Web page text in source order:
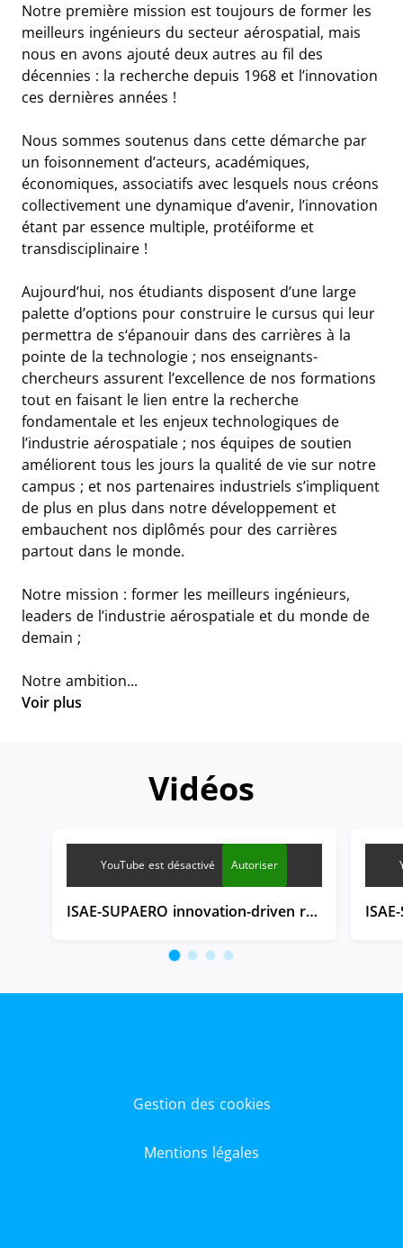
Notre première mission est toujours de former les
meilleurs ingénieurs du secteur aérospatial, mais
nous en avons ajouté deux autres au fil des
décennies : la recherche depuis 1968 et l’innovation
ces dernières années !
Nous sommes soutenus dans cette démarche par
un foisonnement d’acteurs, académiques,
économiques, associatifs avec lesquels nous créons
collectivement une dynamique d’avenir, l’innovation
étant par essence multiple, protéiforme et
transdisciplinaire !
Aujourd’hui, nos étudiants disposent d’une large
palette d’options pour construire le cursus qui leur
permettra de s‘épanouir dans des carrières à la
pointe de la technologie ; nos enseignants-
chercheurs assurent l’excellence de nos formations
tout en faisant le lien entre la recherche
fondamentale et les enjeux technologiques de
l’industrie aérospatiale ; nos équipes de soutien
améliorent tous les jours la qualité de vie sur notre
campus ; et nos partenaires industriels s’impliquent
de plus en plus dans notre développement et
embauchent nos diplômés pour des carrières
partout dans le monde.
Notre mission : former les meilleurs ingénieurs,
leaders de l’industrie aérospatiale et du monde de
demain ;
Notre ambition...
Voir plus
Vidéos
YouTube est désactivé Autoriser
ISAE-SUPAERO innovation-driven research (skip to 11s)
Gestion des cookies
Mentions légales